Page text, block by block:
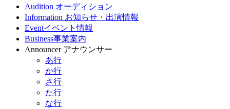
Audition オーディション
Information お知らせ・出演情報
Eventイベント情報
Business事業案内
Announcer アナウンサー
あ行
か行
さ行
た行
な行